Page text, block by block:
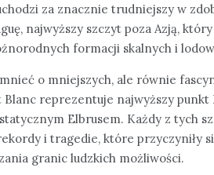
za znacznie trudniejszy w
najwyższy szczyt poza Azją,
formacji skalnych i
o mniejszych, ale równie
Blanc reprezentuje najwyższy punkt
Elbrusem. Każdy z tych
i tragedie, które przyczyniły
granic ludzkich możliwości.